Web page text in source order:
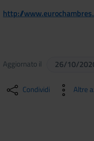
http://
Aggiornato il 26/10/
Condividi Altre